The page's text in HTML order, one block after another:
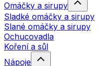
Omáčky a sirupy
Sladké omáčky a sirupy
Slané omáčky a sirupy
Ochucovadla
Koření a sůl
Nápoje